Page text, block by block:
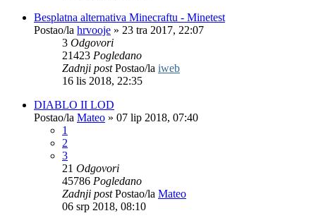
Besplatna alternativa Minecraftu - Minetest
Postao/la hrvooje » 23 tra 2017, 22:07
3 Odgovori
21423 Pogledano
Zadnji postPostao/la iweb
16 lis 2018, 22:35
DIABLO II LOD
Postao/la Mateo » 07 lip 2018, 07:40
1
2
3
21 Odgovori
45786 Pogledano
Zadnji postPostao/la Mateo
06 srp 2018, 08:10